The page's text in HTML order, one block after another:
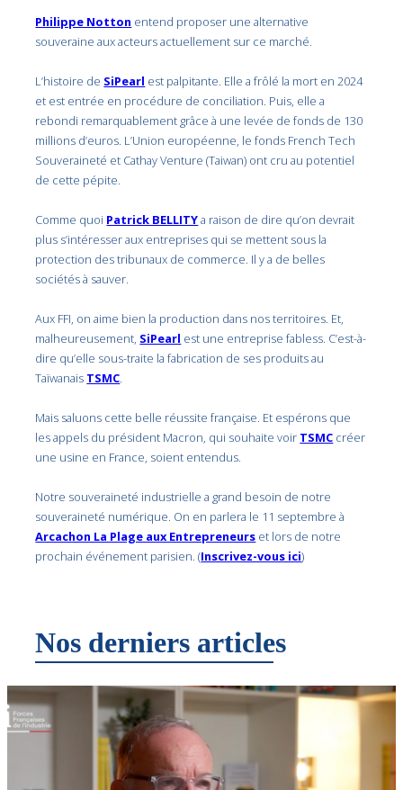
Philippe Notton entend proposer une alternative
souveraine aux acteurs actuellement sur ce marché.
L’histoire de SiPearl est palpitante. Elle a frôlé la mort en 2024
et est entrée en procédure de conciliation. Puis, elle a
rebondi remarquablement grâce à une levée de fonds de 130
millions d’euros. L’Union européenne, le fonds French Tech
Souveraineté et Cathay Venture (Taiwan) ont cru au potentiel
de cette pépite.
Comme quoi Patrick BELLITYa raison de dire qu’on devrait
plus s’intéresser aux entreprises qui se mettent sous la
protection des tribunaux de commerce. Il y a de belles
sociétés à sauver.
Aux FFI, on aime bien la production dans nos territoires. Et,
malheureusement, SiPearl est une entreprise fabless. C’est-à-
dire qu’elle sous-traite la fabrication de ses produits au
Taïwanais TSMC.
Mais saluons cette belle réussite française. Et espérons que
les appels du président Macron, qui souhaite voir TSMC créer
une usine en France, soient entendus.
Notre souveraineté industrielle a grand besoin de notre
souveraineté numérique. On en parlera le 11 septembre à
Arcachon La Plage aux Entrepreneurs et lors de notre
prochain événement parisien. (Inscrivez-vous ici)
Nos derniers articles